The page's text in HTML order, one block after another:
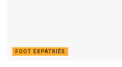
FOOT EXPATRIÉS